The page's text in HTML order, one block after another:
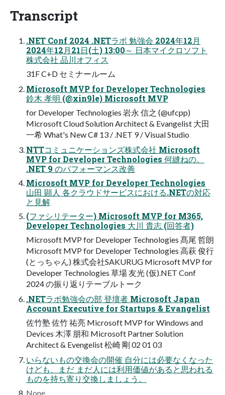
Transcript
.NET Conf 2024 .NETラボ 勉強会 2024年12月
2024年12月21日(土) 13:00～ 日本マイクロソフト
株式会社 品川オフィス
31F C+D セミナールーム
Microsoft MVP for Developer Technologies
鈴木 孝明 (@xin9le) Microsoft MVP
for Developer Technologies 岩永 信之 (@ufcpp)
Microsoft Cloud Solution Architect & Evangelist 大田
一希 What's New C# 13 / .NET 9 / Visual Studio
NTTコミュニケーションズ株式会社 Microsoft
MVP for Developer Technologies 何縫ねの。
.NET 9 のパフォーマンス改善
Microsoft MVP for Developer Technologies
山田 顕人 各クラウドサービスにおける.NETの対応
と見解
(ファシリテーター) Microsoft MVP for M365,
Developer Technologies 大川 貴志 (回答者)
Microsoft MVP for Developer Technologies 髙尾 哲朗
Microsoft MVP for Developer Technologies 高萩 俊行
(とっちゃん) 株式会社SAKURUG Microsoft MVP for
Developer Technologies 草場 友光 (仮).NET Conf
2024 の振り返りテーブルトーク
.NETラボ勉強会の部 登壇者 Microsoft Japan
Account Executive for Startups & Evangelist
佐竹塾 佐竹 祐亮 Microsoft MVP for Windows and
Devices 木澤 朋和 Microsoft Partner Solution
Architect & Evengelist 松崎 剛 02 01 03
いらないもの交換会の開催 自分には必要なくなった
けども、まだ まだ人には利用価値があると思われる
ものを持ち寄り交換しましょう。
None